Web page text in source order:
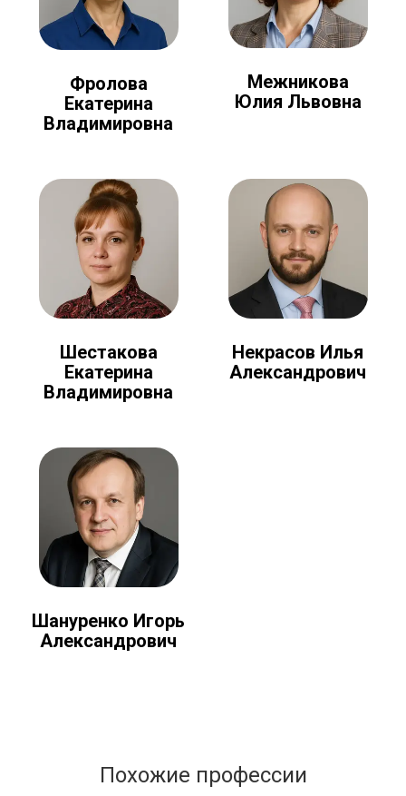
Фролова
Екатерина
Владимировна
Межникова
Юлия Львовна
Шестакова
Екатерина
Владимировна
Некрасов Илья
Александрович
Шануренко Игорь
Александрович
Похожие профессии